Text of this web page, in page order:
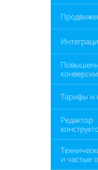
конверсии
Тарифы и
Редактор
и частые